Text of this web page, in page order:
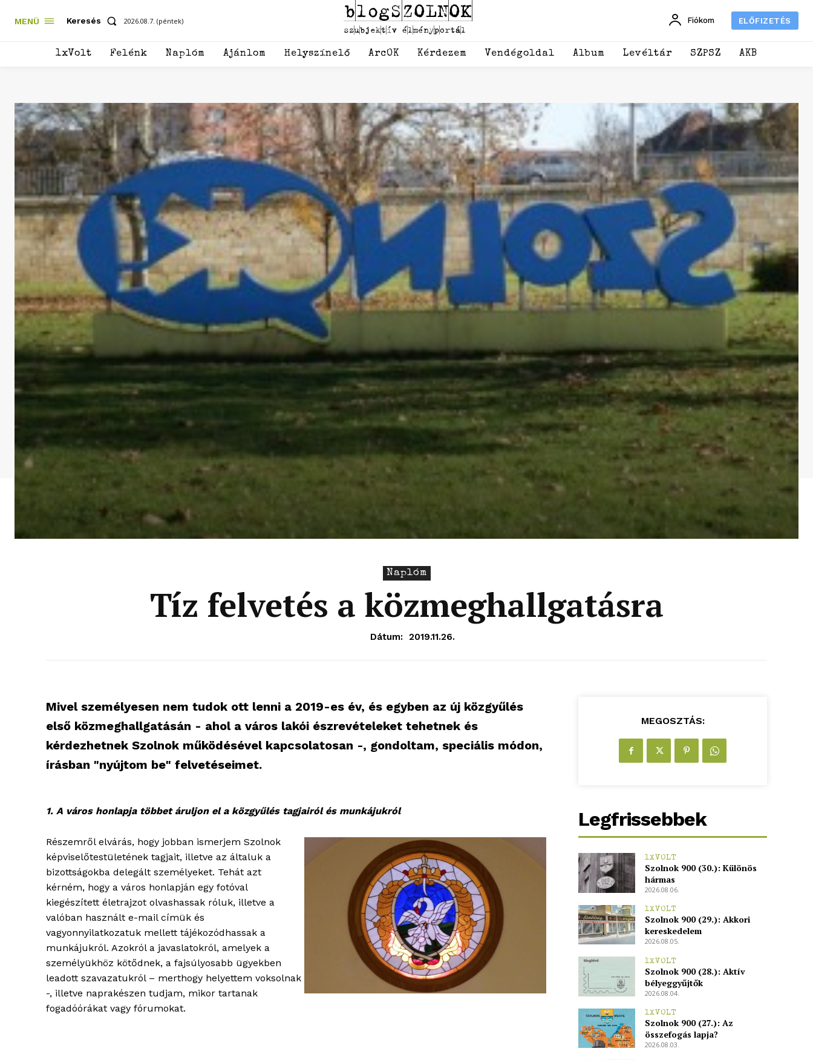
MENÜ Keresés 2026.08.7. (péntek) Fiókom ELŐFIZETÉS
1xVolt Felénk Naplóm Ajánlom Helyszínelő ArcOK Kérdezem Vendégoldal Album Levéltár SZPSZ AKB
Naplóm
Tíz felvetés a közmeghallgatásra
Dátum: 2019.11.26.
Mivel személyesen nem tudok ott lenni a 2019-es év, és egyben az új közgyűlés
első közmeghallgatásán - ahol a város lakói észrevételeket tehetnek és
kérdezhetnek Szolnok működésével kapcsolatosan -, gondoltam, speciális módon,
írásban "nyújtom be" felvetéseimet.
1. A város honlapja többet áruljon el a közgyűlés tagjairól és munkájukról
Részemről elvárás, hogy jobban ismerjem Szolnok
képviselőtestületének tagjait, illetve az általuk a
bizottságokba delegált személyeket. Tehát azt
kérném, hogy a város honlapján egy fotóval
kiegészített életrajzot olvashassak róluk, illetve a
valóban használt e-mail címük és
vagyonnyilatkozatuk mellett tájékozódhassak a
munkájukról. Azokról a javaslatokról, amelyek a
személyükhöz kötődnek, a fajsúlyosabb ügyekben
leadott szavazatukról – merthogy helyettem voksolnak
-, illetve naprakészen tudjam, mikor tartanak
fogadóórákat vagy fórumokat.
MEGOSZTÁS:
Legfrissebbek
1XVOLT
Szolnok 900 (30.): Különös
hármas
2026.08.06.
1XVOLT
Szolnok 900 (29.): Akkori
kereskedelem
2026.08.05.
1XVOLT
Szolnok 900 (28.): Aktív
bélyeggyűjtők
2026.08.04.
1XVOLT
Szolnok 900 (27.): Az
összefogás lapja?
2026.08.03.